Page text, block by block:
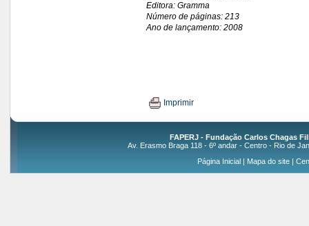
Editora: Gramma
Número de páginas: 213
Ano de lançamento: 2008
Imprimir
FAPERJ - Fundação Carlos Chagas
Av. Erasmo Braga 118 - 6º andar - Centro - Rio de
Página Inicial| Mapa do site|